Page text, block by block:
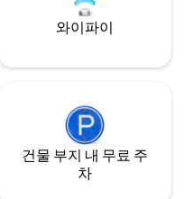
와이파이
건물 부지 내 무료 주
차